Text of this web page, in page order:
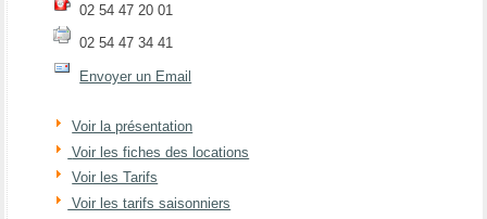
02 54 47 20 01
02 54 47 34 41
Envoyer un Email
Voir la présentation
Voir les fiches des locations
Voir les Tarifs
Voir les tarifs saisonniers